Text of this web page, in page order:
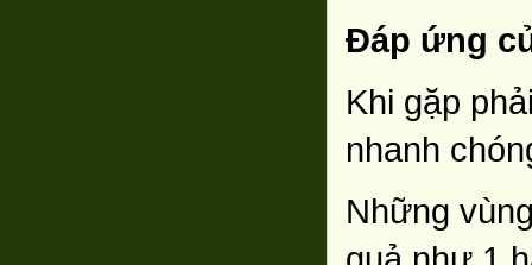
Đáp ứng
Khi gặp
nhanh
Những